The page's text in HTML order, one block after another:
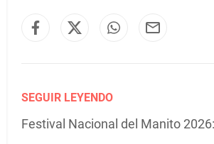
SEGUIR LEYENDO
Festival Nacional del Manito